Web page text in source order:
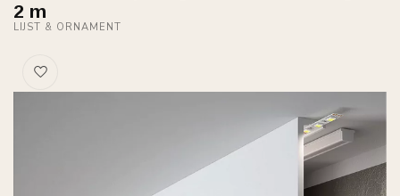
2 m
LIJST & ORNAMENT